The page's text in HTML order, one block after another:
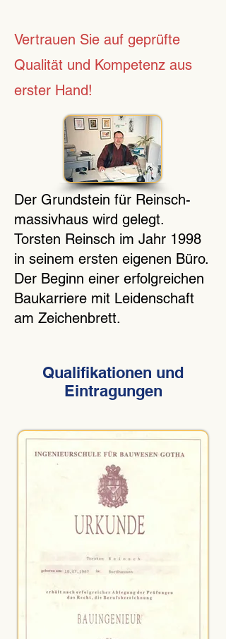
Vertrauen Sie auf geprüfte
Qualität und Kompetenz aus
erster Hand!
Der Grundstein für Reinsch-
massivhaus wird gelegt.
Torsten Reinsch im Jahr 1998
in seinem ersten eigenen Büro.
Der Beginn einer erfolgreichen
Baukarriere mit Leidenschaft
am Zeichenbrett.
Qualifikationen und
Eintragungen